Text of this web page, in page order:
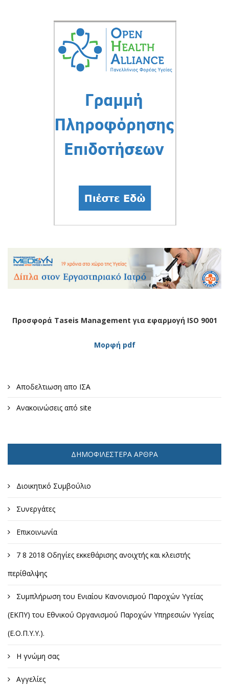
Προσφορά Taseis Management για εφαρμογή ISO 9001
Μορφή pdf
Αποδελτιωση απο ΙΣΑ
Ανακοινώσεις από site
ΔΗΜΟΦΙΛΈΣΤΕΡΑ ΆΡΘΡΑ
Διοικητικό Συμβούλιο
Συνεργάτες
Επικοινωνία
7 8 2018 Οδηγίες εκκεθάρισης ανοιχτής και κλειστής
περίθαλψης
Συμπλήρωση του Ενιαίου Κανονισμού Παροχών Υγείας
(ΕΚΠΥ) του Εθνικού Οργανισμού Παροχών Υπηρεσιών Υγείας
(Ε.Ο.Π.Υ.Υ.).
Η γνώμη σας
Αγγελίες